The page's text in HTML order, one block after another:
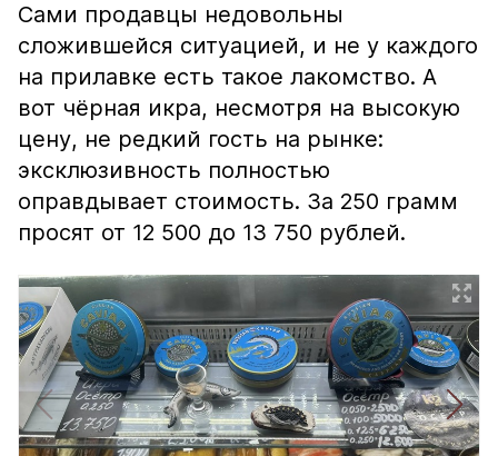
Сами продавцы недовольны
сложившейся ситуацией, и не у каждого
на прилавке есть такое лакомство. А
вот чёрная икра, несмотря на высокую
цену, не редкий гость на рынке:
эксклюзивность полностью
оправдывает стоимость. За 250 грамм
просят от 12 500 до 13 750 рублей.